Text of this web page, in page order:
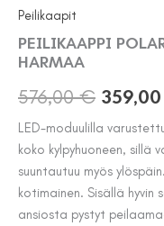
Peilikaapit
PEILIKAAPPI
HARMAA
576,00€
hinta
oli:
359,00
LED-moduulilla
koko kylpyhuoneen, sillä
suuntautuu myös
kotimainen. Sisällä hyvin
ansiosta pystyt